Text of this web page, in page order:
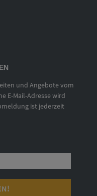
und Angebote vom
E-Mail-Adresse wird
ist jederzeit